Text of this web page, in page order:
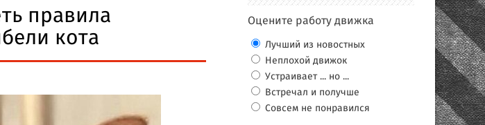
правила
кота
Оцените работу движка
Лучший из новостных
Неплохой движок
Устраивает ... но ...
Встречал и получше
Совсем не понравился